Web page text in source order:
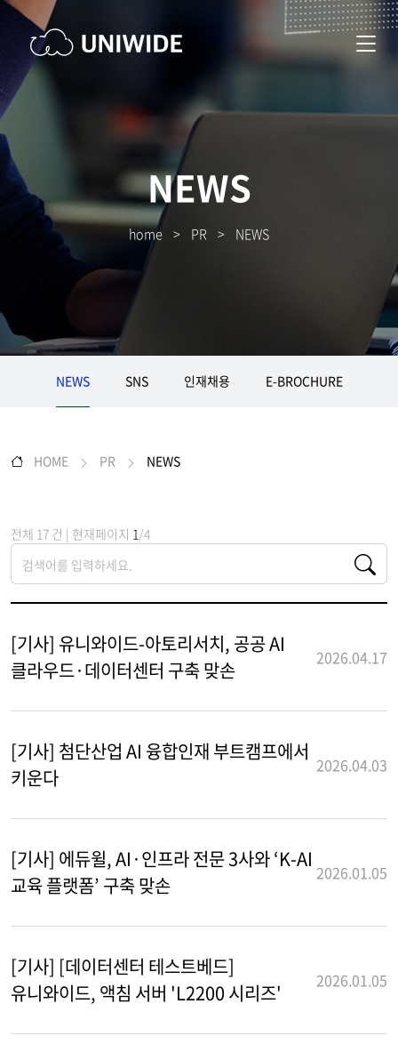
NEWS
home > PR > NEWS
NEWS SNS 인재채용 E-BROCHURE
HOME PR NEWS
전체 17 건 | 현재페이지 1/4
[기사] 유니와이드-아토리서치, 공공 AI
클라우드·데이터센터 구축 맞손
2026.04.17
[기사] 첨단산업 AI 융합인재 부트캠프에서
키운다
2026.04.03
[기사] 에듀윌, AI·인프라 전문 3사와 ‘K-AI
교육 플랫폼’ 구축 맞손
2026.01.05
[기사] [데이터센터 테스트베드]
유니와이드, 액침 서버 'L2200 시리즈'
2026.01.05